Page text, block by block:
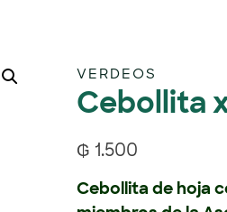
VERDEOS
Cebollita
₲ 1.500
Cebollita de hoja